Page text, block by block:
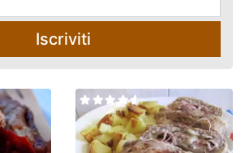
Iscriviti